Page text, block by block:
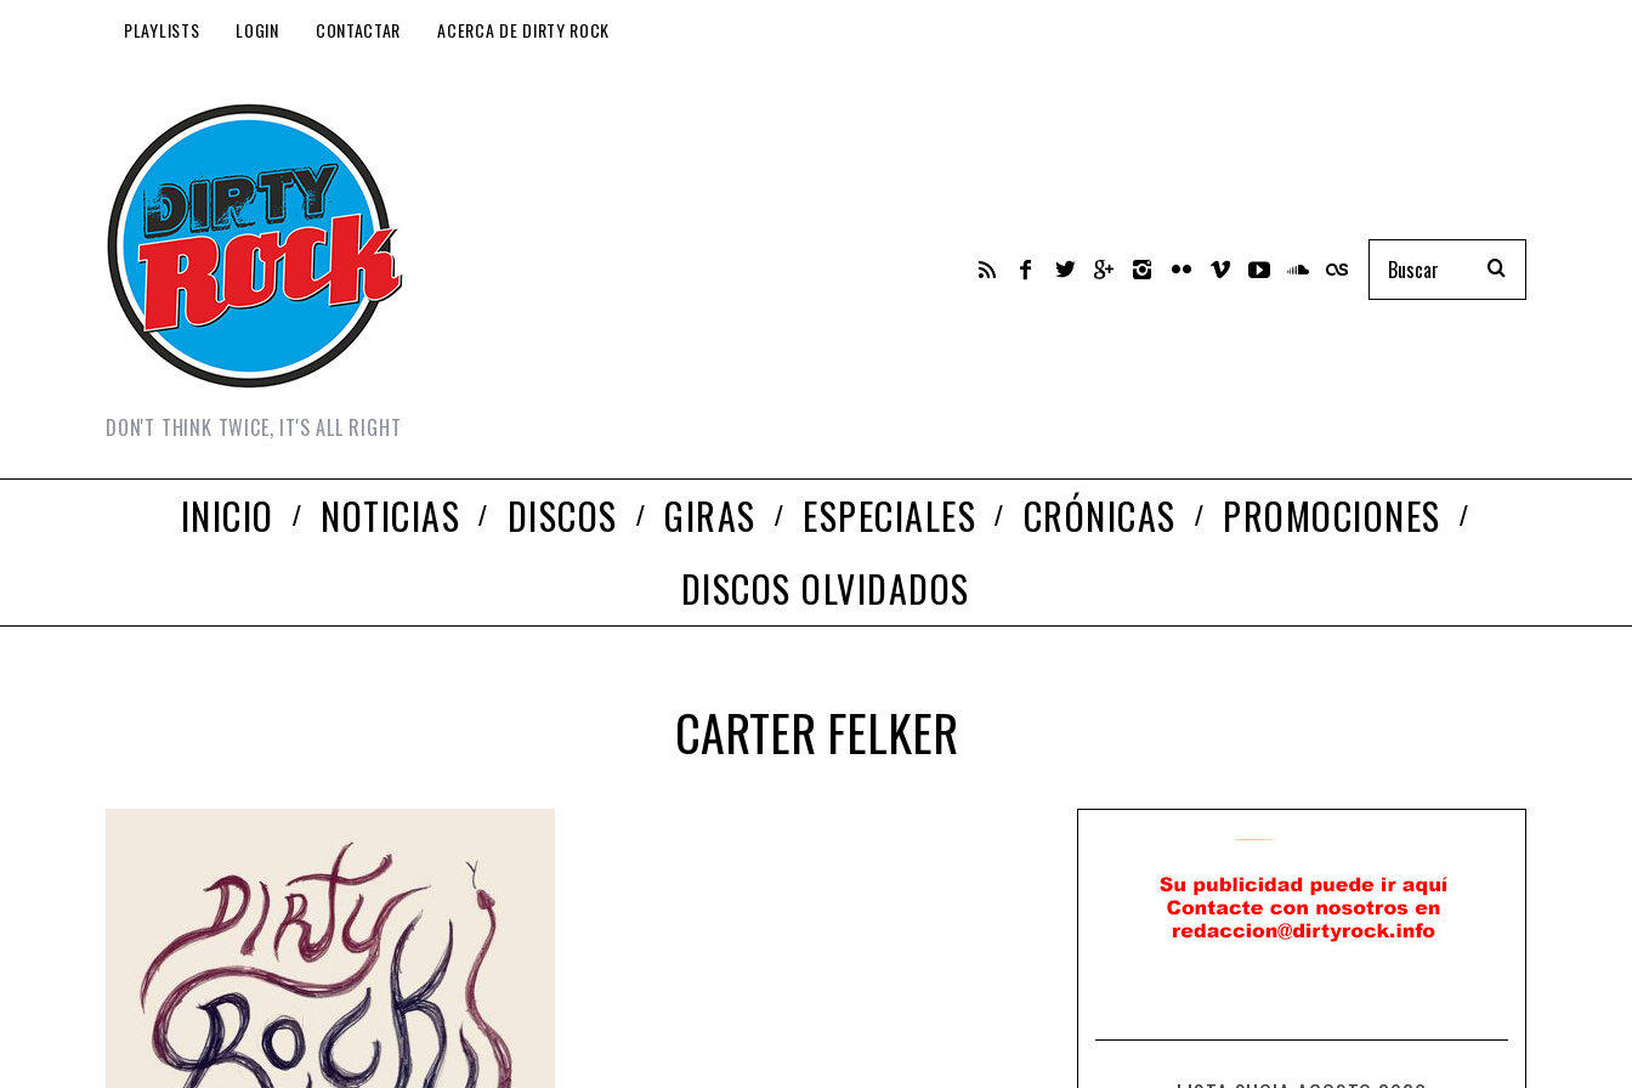
PLAYLISTS LOGIN CONTACTAR ACERCA DE DIRTY ROCK
DON'T THINK TWICE, IT'S ALL RIGHT
INICIO NOTICIAS DISCOS GIRAS ESPECIALES CRÓNICAS
PROMOCIONES
DISCOS OLVIDADOS
CARTER FELKER